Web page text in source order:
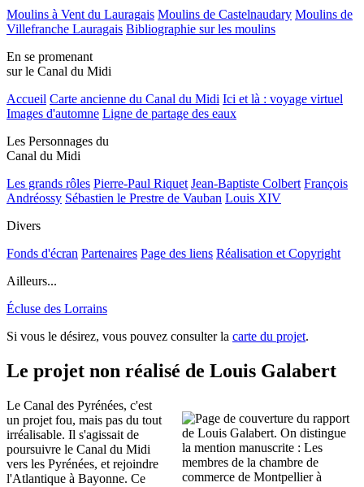
Moulins à Vent du Lauragais Moulins de Castelnaudary Moulins de
Villefranche Lauragais Bibliographie sur les moulins
En se promenant
sur le Canal du Midi
Accueil Carte ancienne du Canal du Midi Ici et là : voyage virtuel
Images d'automne Ligne de partage des eaux
Les Personnages du
Canal du Midi
Les grands rôles Pierre-Paul Riquet Jean-Baptiste Colbert François
Andréossy Sébastien le Prestre de Vauban Louis XIV
Divers
Fonds d'écran Partenaires Page des liens Réalisation et Copyright
Ailleurs...
Écluse des Lorrains
Si vous le désirez, vous pouvez consulter la carte du projet.
Le projet non réalisé de Louis Galabert
Le Canal des Pyrénées, c'est
un projet fou, mais pas du tout
irréalisable. Il s'agissait de
poursuivre le Canal du Midi
vers les Pyrénées, et rejoindre
l'Atlantique à Bayonne. Ce